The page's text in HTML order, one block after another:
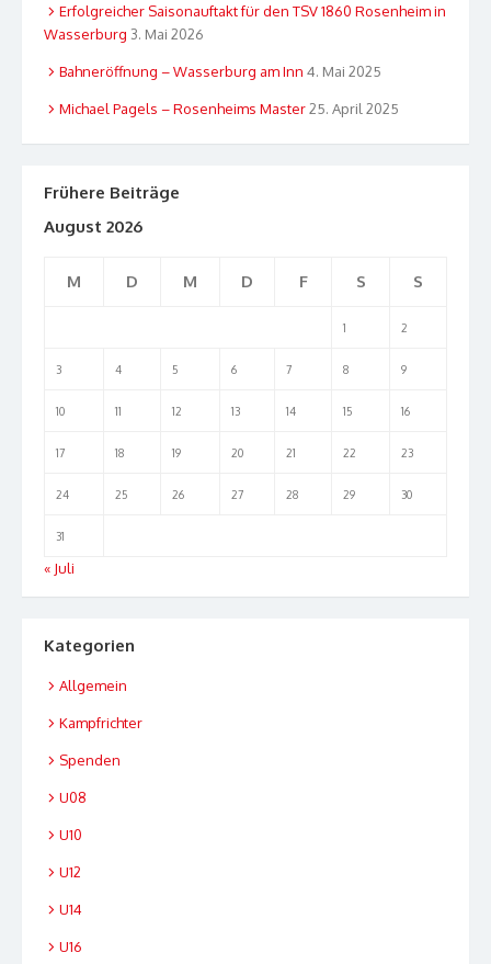
Erfolgreicher Saisonauftakt für den TSV 1860 Rosenheim in
Wasserburg 3. Mai 2026
Bahneröffnung – Wasserburg am Inn 4. Mai 2025
Michael Pagels – Rosenheims Master25. April 2025
Frühere Beiträge
August 2026
M D M D F S S
1 2
3 4 5 6 7 8 9
10 11 12 13 14 15 16
17 18 19 20 21 22 23
24 25 26 27 28 29 30
31
« Juli
Kategorien
Allgemein
Kampfrichter
Spenden
U08
U10
U12
U14
U16